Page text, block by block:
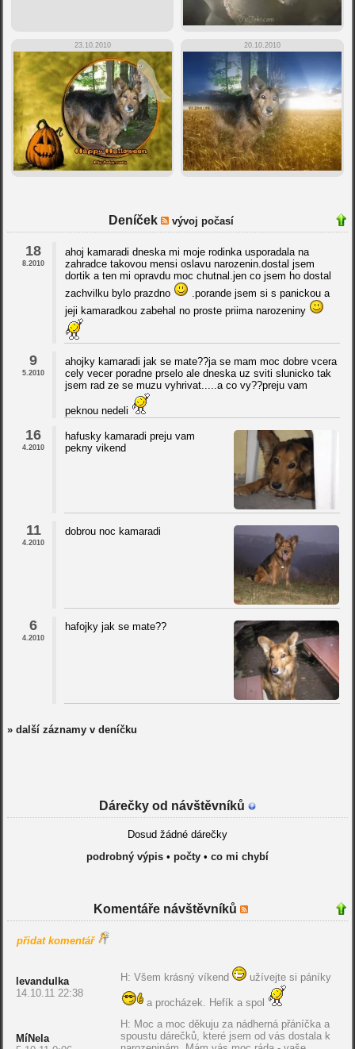
23.10.2010 20.10.2010
Deníček vývoj počasí
18
8.2010
ahoj kamaradi dneska mi moje rodinka usporadala na
zahradce takovou mensi oslavu narozenin.dostal jsem
dortik a ten mi opravdu moc chutnal.jen co jsem ho dostal
zachvilku bylo prazdno
.porande jsem si s panickou a
jeji kamaradkou zabehal no proste priima narozeniny
9
5.2010
ahojky kamaradi jak se mate??ja se mam moc dobre vcera
cely vecer poradne prselo ale dneska uz sviti slunicko tak
jsem rad ze se muzu vyhrivat.....a co vy??preju vam
peknou nedeli
16
4.2010
hafusky kamaradi preju vam
pekny vikend
11
4.2010
dobrou noc kamaradi
6
4.2010
hafojky jak se mate??
» další záznamy v deníčku
Dárečky od návštěvníků
Dosud žádné dárečky
podrobný výpis• počty• co mi chybí
Komentáře návštěvníků
přidat komentář
levandulka
14.10.11 22:38
H: Všem krásný víkend užívejte si páníky
a procházek. Hefík a spol
MíNela
H: Moc a moc děkuju za nádherná přáníčka a
spoustu dárečků, které jsem od vás dostala k